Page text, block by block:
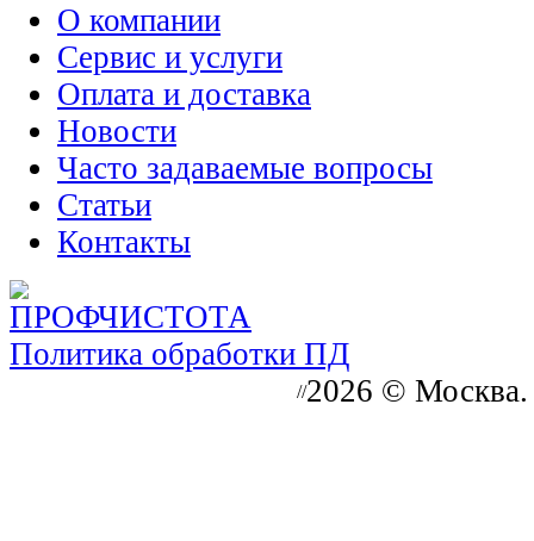
О компании
Сервис и услуги
Оплата и доставка
Новости
Часто задаваемые вопросы
Статьи
Контакты
Политика обработки ПД
//2026 ©